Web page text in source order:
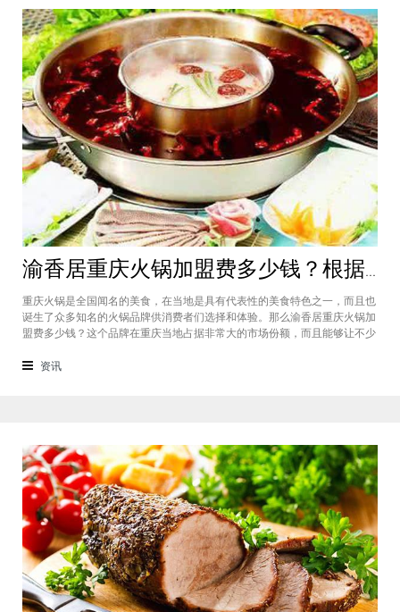
渝香居重庆火锅加盟费多少钱？根据所在城市进行规划非常合适创业
重庆火锅是全国闻名的美食，在当地是具有代表性的美食特色之一，而且也
诞生了众多知名的火锅品牌供消费者们选择和体验。那么渝香居重庆火锅加
盟费多少钱？这个品牌在重庆当地占据非常大的市场份额，而且能够让不少
者所在城市进行制定和规划的，渝香居重庆火锅加盟成为了大家心中非常合
资讯